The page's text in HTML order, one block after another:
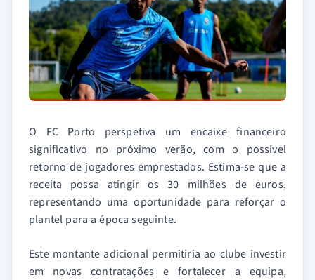
O FC Porto perspetiva um encaixe financeiro
significativo no próximo verão, com o possível
retorno de jogadores emprestados. Estima-se que a
receita possa atingir os 30 milhões de euros,
representando uma oportunidade para reforçar o
plantel para a época seguinte.
Este montante adicional permitiria ao clube investir
em novas contratações e fortalecer a equipa,